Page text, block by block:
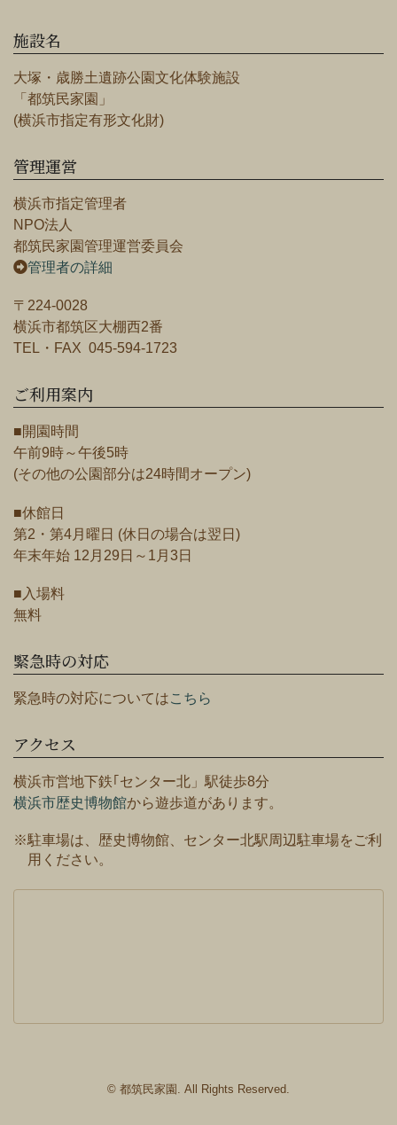
施設名
大塚・歳勝土遺跡公園文化体験施設
「都筑民家園」
(横浜市指定有形文化財)
管理運営
横浜市指定管理者
NPO法人
都筑民家園管理運営委員会
管理者の詳細
〒224-0028
横浜市都筑区大棚西2番
TEL・FAX 045-594-1723
ご利用案内
■開園時間
午前9時～午後5時
(その他の公園部分は24時間オープン)
■休館日
第2・第4月曜日 (休日の場合は翌日)
年末年始 12月29日～1月3日
■入場料
無料
緊急時の対応
緊急時の対応についてはこちら
アクセス
横浜市営地下鉄｢センター北」駅徒歩8分
横浜市歴史博物館から遊歩道があります。
※駐車場は、歴史博物館、センター北駅周辺駐車場をご利
用ください。
© 都筑民家園. All Rights Reserved.